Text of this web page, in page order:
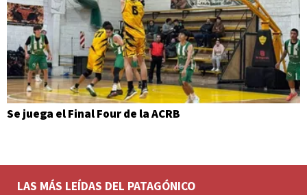
Se juega el Final Four de la ACRB
LAS MÁS LEÍDAS DEL PATAGÓNICO